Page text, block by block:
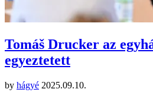
Tomáš Drucker az
egyeztetett
by hágyé 2025.09.10.